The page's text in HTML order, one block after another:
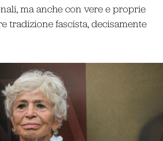
ma anche con vere e proprie
tradizione fascista, decisamente